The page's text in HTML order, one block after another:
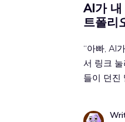
AI가 내
트폴리
“아빠, AI
서 링크
들이 던진